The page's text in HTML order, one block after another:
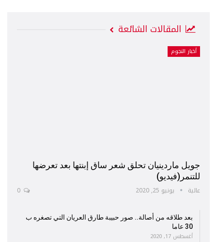
المقالات الشائعة
أخبار النجوم
جويل ماردينيان تحلق شعر ساق إبنتها بعد تعرضها
للتنمر(فيديو)
عالية يونيو 25, 2020
بعد طلاقه من أصالة.. صور حبيبة طارق العريان التي تصغره ب
30 عاما
أغسطس 17, 2020